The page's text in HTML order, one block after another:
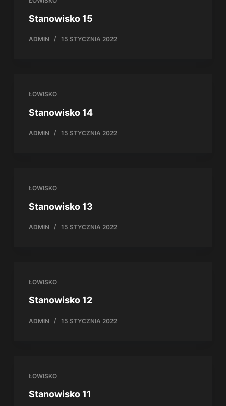
Stanowisko 15
ADMIN 15 STYCZNIA 2022
ŁOWISKO
Stanowisko 14
ADMIN 15 STYCZNIA 2022
ŁOWISKO
Stanowisko 13
ADMIN 15 STYCZNIA 2022
ŁOWISKO
Stanowisko 12
ADMIN 15 STYCZNIA 2022
ŁOWISKO
Stanowisko 11